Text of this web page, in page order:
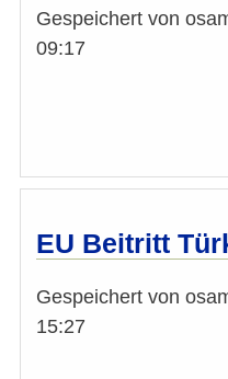
Gespeichert von
09:17
EU Beitritt
Gespeichert von
15:27